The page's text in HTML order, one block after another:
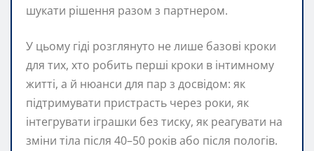
шукати рішення разом з партнером.
У цьому гіді розглянуто не лише базові кроки
для тих, хто робить перші кроки в інтимному
житті, а й нюанси для пар з досвідом: як
підтримувати пристрасть через роки, як
інтегрувати іграшки без тиску, як реагувати на
зміни тіла після 40–50 років або після пологів.